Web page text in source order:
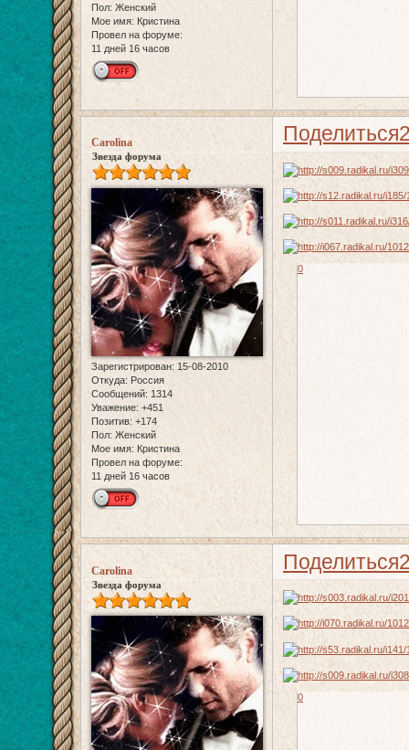
Пол: Женский
Мое имя: Кристина
Провел на форуме:
11 дней 16 часов
Поделиться
Carolina
Звезда форума
Зарегистрирован: 15-08-2010
Откуда: Россия
Сообщений: 1314
Уважение: +451
Позитив: +174
Пол: Женский
Мое имя: Кристина
Провел на форуме:
11 дней 16 часов
0
Поделиться
Carolina
Звезда форума
0